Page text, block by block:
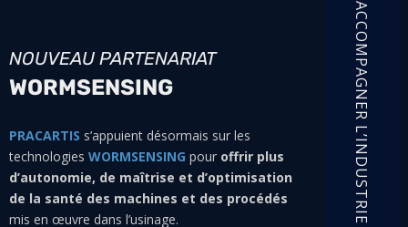
NOUVEAU PARTENARIAT
WORMSENSING
PRACARTIS s’appuient désormais sur les
technologies WORMSENSING pour offrir plus
d’autonomie, de maîtrise et d’optimisation
de la santé des machines et des procédés
mis en œuvre dans l’usinage.